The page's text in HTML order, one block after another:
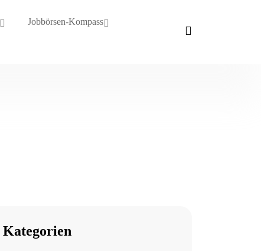
Jobbörsen-Kompass
Kategorien